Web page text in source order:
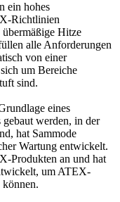
ein hohes
Richtlinien
übermäßige Hitze
alle Anforderungen
von einer
um Bereiche
sind.
eines
gebaut werden, in der
hat Sammode
Wartung entwickelt.
Produkten an und hat
um ATEX-
können.